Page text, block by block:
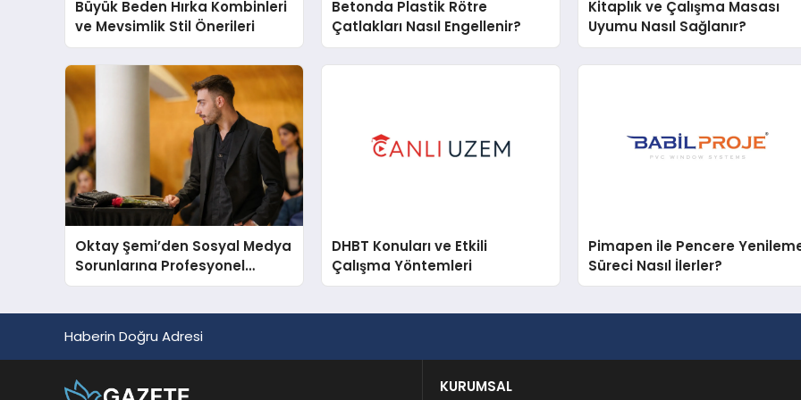
Büyük Beden Hırka Kombinleri
ve Mevsimlik Stil Önerileri
Betonda Plastik Rötre
Çatlakları Nasıl Engellenir?
Kitaplık ve Çalışma Masası
Uyumu Nasıl Sağlanır?
Oktay Şemi’den Sosyal Medya
Sorunlarına Profesyonel
Müdahale ve Hızlı Çözüm
DHBT Konuları ve Etkili
Çalışma Yöntemleri
Pimapen ile Pencere
Süreci Nasıl İlerler?
Haberin Doğru Adresi
KURUMSAL